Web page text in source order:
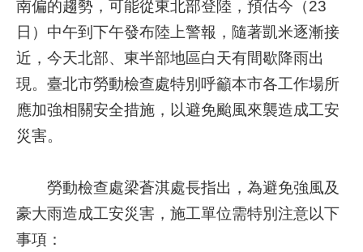
務
資
訊
線
上
服
務
絡
資
訊
南偏的趨勢，可能從東北部登陸，預估今（23
日）中午到下午發布陸上警報，隨著凱米逐漸接
近，今天北部、東半部地區白天有間歇降雨出
現。臺北市勞動檢查處特別呼籲本市各工作場所
應加強相關安全措施，以避免颱風來襲造成工安
災害。
勞動檢查處梁蒼淇處長指出，為避免強風及
豪大雨造成工安災害，施工單位需特別注意以下
事項：